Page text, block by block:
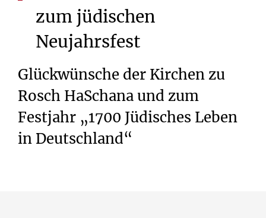
zum jüdischen
Neujahrsfest
Glückwünsche der Kirchen zu
Rosch HaSchana und zum
Festjahr „1700 Jüdisches Leben
in Deutschland“